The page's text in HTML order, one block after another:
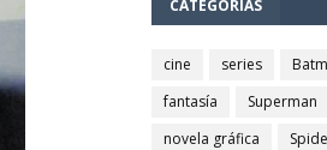
CATEGORÍAS
cine series
fantasía
Superman
novela gráfica